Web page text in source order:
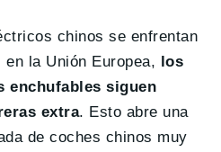
chinos se enfrentan
la Unión Europea, los
siguen
extra. Esto abre una
de coches chinos muy